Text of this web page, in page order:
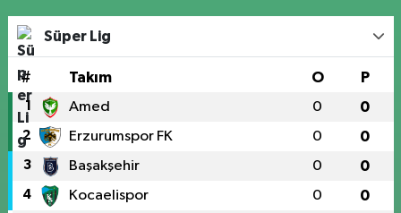
Süper Lig
# Takım O P
1 Amed 0 0
2 Erzurumspor FK 0 0
3 Başakşehir 0 0
4 Kocaelispor 0 0